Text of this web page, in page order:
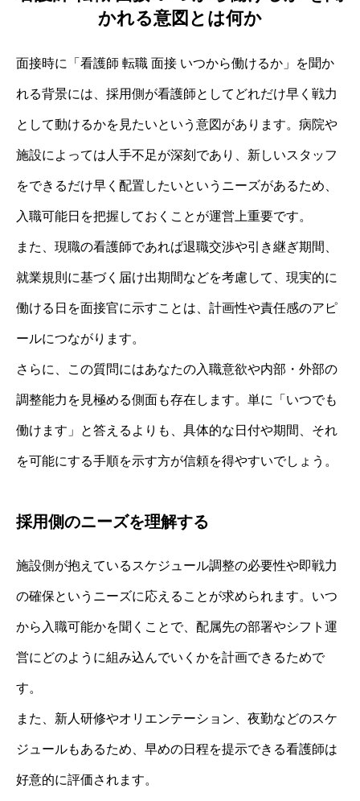
かれる意図とは何か
面接時に「看護師 転職 面接 いつから働けるか」を聞か
れる背景には、採用側が看護師としてどれだけ早く戦力
として動けるかを見たいという意図があります。病院や
施設によっては人手不足が深刻であり、新しいスタッフ
をできるだけ早く配置したいというニーズがあるため、
入職可能日を把握しておくことが運営上重要です。
また、現職の看護師であれば退職交渉や引き継ぎ期間、
就業規則に基づく届け出期間などを考慮して、現実的に
働ける日を面接官に示すことは、計画性や責任感のアピ
ールにつながります。
さらに、この質問にはあなたの入職意欲や内部・外部の
調整能力を見極める側面も存在します。単に「いつでも
働けます」と答えるよりも、具体的な日付や期間、それ
を可能にする手順を示す方が信頼を得やすいでしょう。
採用側のニーズを理解する
施設側が抱えているスケジュール調整の必要性や即戦力
の確保というニーズに応えることが求められます。いつ
から入職可能かを聞くことで、配属先の部署やシフト運
営にどのように組み込んでいくかを計画できるためで
す。
また、新人研修やオリエンテーション、夜勤などのスケ
ジュールもあるため、早めの日程を提示できる看護師は
好意的に評価されます。